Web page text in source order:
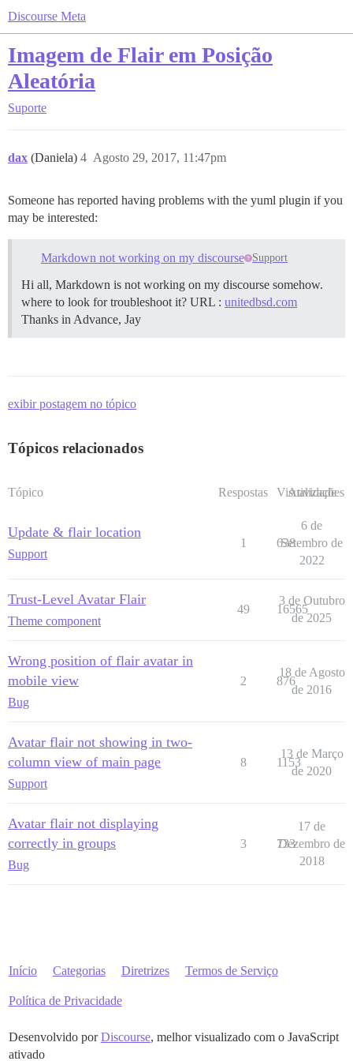
Discourse Meta
Imagem de Flair em Posição
Aleatória
Suporte
dax (Daniela) Agosto 29, 2017, 11:47pm
4
Someone has reported having problems with the yuml plugin if you
may be interested:
Markdown not working on my discourse Support
Hi all, Markdown is not working on my discourse somehow.
where to look for troubleshoot it? URL : unitedbsd.com
Thanks in Advance, Jay
exibir postagem no tópico
Tópicos relacionados
Tópico Respostas Visualizações
Atividade
Update & flair location
Support
1 638
6 de
Setembro de
2022
Trust-Level Avatar Flair
Theme component
49 16565
3 de Outubro
de 2025
Wrong position of flair avatar in
mobile view
Bug
2 876
18 de Agosto
de 2016
Avatar flair not showing in two-
column view of main page
Support
8 1153
13 de Março
de 2020
Avatar flair not displaying
correctly in groups
Bug
3 733
17 de
Dezembro de
2018
Início Categorias Diretrizes Termos de Serviço
Política de Privacidade
Desenvolvido porDiscourse, melhor visualizado com o JavaScript
ativado